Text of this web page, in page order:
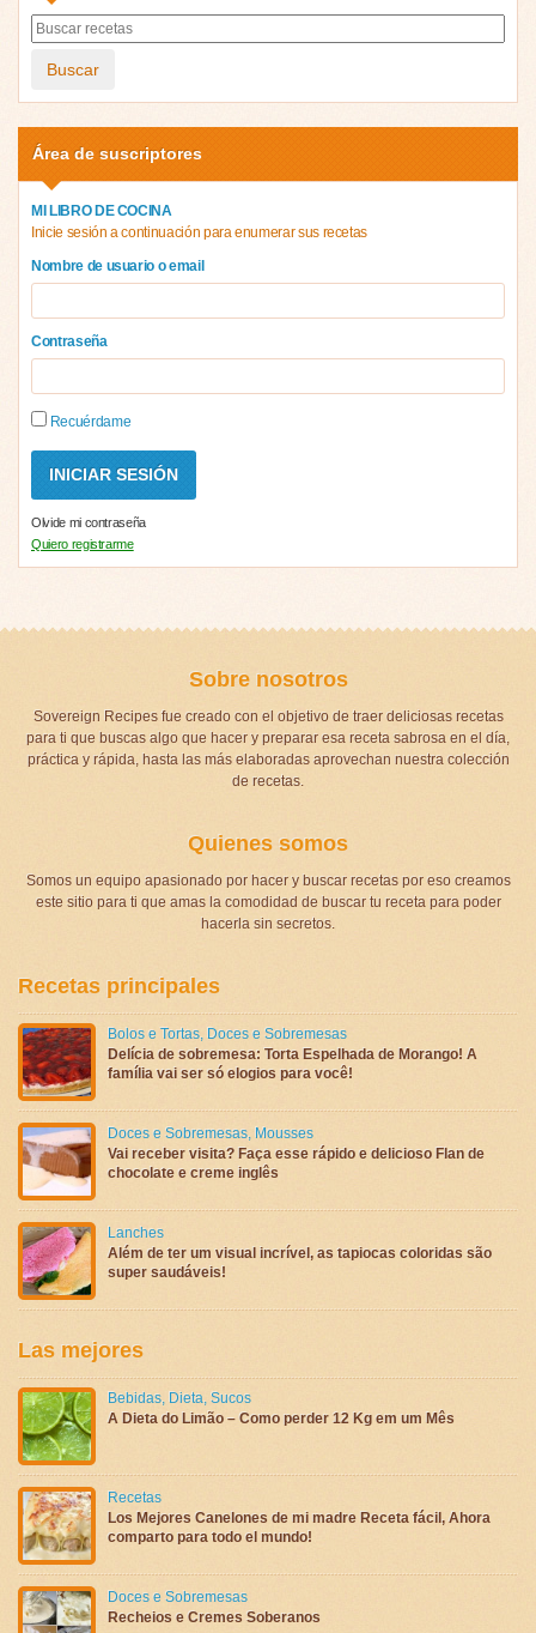
Buscar
Área de suscriptores
MI LIBRO DE COCINA
Inicie sesión a continuación para enumerar sus recetas
Nombre de usuario o email
Contraseña
Recuérdame
Olvide mi contraseña
Quiero registrarme
Sobre nosotros
Sovereign Recipes fue creado con el objetivo de traer deliciosas recetas
para ti que buscas algo que hacer y preparar esa receta sabrosa en el día,
práctica y rápida, hasta las más elaboradas aprovechan nuestra colección
de recetas.
Quienes somos
Somos un equipo apasionado por hacer y buscar recetas por eso creamos
este sitio para ti que amas la comodidad de buscar tu receta para poder
hacerla sin secretos.
Recetas principales
Bolos e Tortas, Doces e Sobremesas
Delícia de sobremesa: Torta Espelhada de Morango! A
família vai ser só elogios para você!
Doces e Sobremesas, Mousses
Vai receber visita? Faça esse rápido e delicioso Flan de
chocolate e creme inglês
Lanches
Além de ter um visual incrível, as tapiocas coloridas são
super saudáveis!
Las mejores
Bebidas, Dieta, Sucos
A Dieta do Limão – Como perder 12 Kg em um Mês
Recetas
Los Mejores Canelones de mi madre Receta fácil, Ahora
comparto para todo el mundo!
Doces e Sobremesas
Recheios e Cremes Soberanos